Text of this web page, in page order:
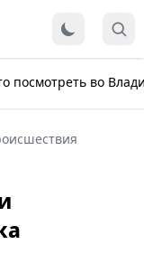
посмотреть во